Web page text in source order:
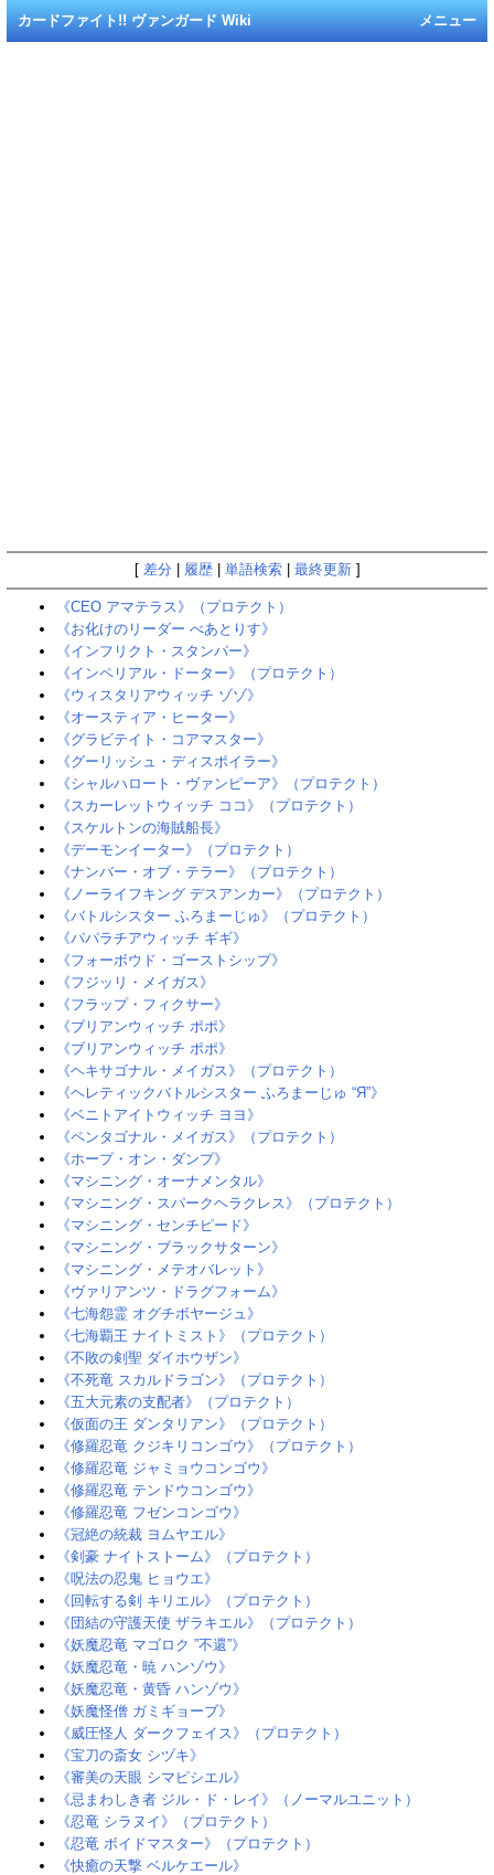
メニュー
カードファイト!! ヴァンガード Wiki
[ 差分 履歴| 単語検索| 最終更新]
《CEO アマテラス》（プロテクト）
《お化けのリーダー べあとりす》
《インフリクト・スタンパー》
《インペリアル・ドーター》（プロテクト）
《ウィスタリアウィッチ ゾゾ》
《オースティア・ヒーター》
《グラビテイト・コアマスター》
《グーリッシュ・ディスポイラー》
《シャルハロート・ヴァンピーア》（プロテクト）
《スカーレットウィッチ ココ》（プロテクト）
《スケルトンの海賊船長》
《デーモンイーター》（プロテクト）
《ナンバー・オブ・テラー》（プロテクト）
《ノーライフキング デスアンカー》（プロテクト）
《バトルシスター ふろまーじゅ》（プロテクト）
《パパラチアウィッチ ギギ》
《フォーボウド・ゴーストシップ》
《フジッリ・メイガス》
《フラップ・フィクサー》
《ブリアンウィッチ ポポ》
《ブリアンウィッチ ポポ》
《ヘキサゴナル・メイガス》（プロテクト）
《ヘレティックバトルシスター ふろまーじゅ “Я”》
《ベニトアイトウィッチ ヨヨ》
《ペンタゴナル・メイガス》（プロテクト）
《ホープ・オン・ダンプ》
《マシニング・オーナメンタル》
《マシニング・スパークヘラクレス》（プロテクト）
《マシニング・センチピード》
《マシニング・ブラックサターン》
《マシニング・メテオバレット》
《ヴァリアンツ・ドラグフォーム》
《七海怨霊 オグチボヤージュ》
《七海覇王 ナイトミスト》（プロテクト）
《不敗の剣聖 ダイホウザン》
《不死竜 スカルドラゴン》（プロテクト）
《五大元素の支配者》（プロテクト）
《仮面の王 ダンタリアン》（プロテクト）
《修羅忍竜 クジキリコンゴウ》（プロテクト）
《修羅忍竜 ジャミョウコンゴウ》
《修羅忍竜 テンドウコンゴウ》
《修羅忍竜 フゼンコンゴウ》
《冠絶の統裁 ヨムヤエル》
《剣豪 ナイトストーム》（プロテクト）
《呪法の忍鬼 ヒョウエ》
《回転する剣 キリエル》（プロテクト）
《団結の守護天使 ザラキエル》（プロテクト）
《妖魔忍竜 マゴロク ”不還”》
《妖魔忍竜・暁 ハンゾウ》
《妖魔忍竜・黄昏 ハンゾウ》
《妖魔怪僧 ガミギョーブ》
《威圧怪人 ダークフェイス》（プロテクト）
《宝刀の斎女 シヅキ》
《審美の天眼 シマピシエル》
《忌まわしき者 ジル・ド・レイ》（ノーマルユニット）
《忍竜 シラヌイ》（プロテクト）
《忍竜 ボイドマスター》（プロテクト）
《快癒の天撃 ベルケエール》